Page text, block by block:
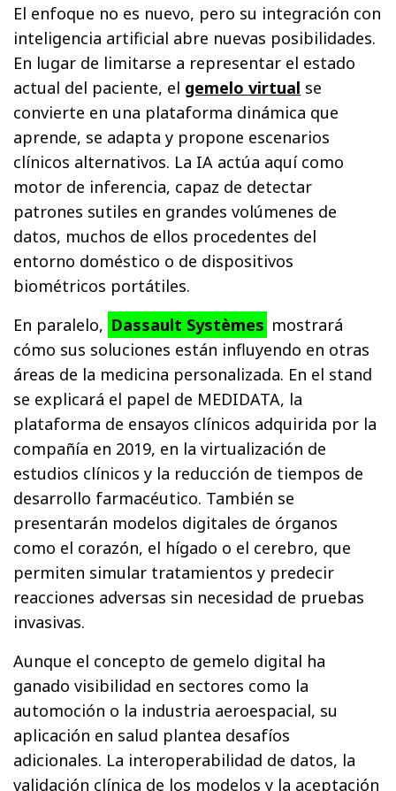
El enfoque no es nuevo, pero su integración con
inteligencia artificial abre nuevas posibilidades.
En lugar de limitarse a representar el estado
actual del paciente, el gemelo virtual se
convierte en una plataforma dinámica que
aprende, se adapta y propone escenarios
clínicos alternativos. La IA actúa aquí como
motor de inferencia, capaz de detectar
patrones sutiles en grandes volúmenes de
datos, muchos de ellos procedentes del
entorno doméstico o de dispositivos
biométricos portátiles.
En paralelo, Dassault Systèmes mostrará
cómo sus soluciones están influyendo en otras
áreas de la medicina personalizada. En el stand
se explicará el papel de MEDIDATA, la
plataforma de ensayos clínicos adquirida por la
compañía en 2019, en la virtualización de
estudios clínicos y la reducción de tiempos de
desarrollo farmacéutico. También se
presentarán modelos digitales de órganos
como el corazón, el hígado o el cerebro, que
permiten simular tratamientos y predecir
reacciones adversas sin necesidad de pruebas
invasivas.
Aunque el concepto de gemelo digital ha
ganado visibilidad en sectores como la
automoción o la industria aeroespacial, su
aplicación en salud plantea desafíos
adicionales. La interoperabilidad de datos, la
validación clínica de los modelos y la aceptación